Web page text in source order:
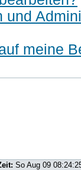
und
meine
So Aug 09